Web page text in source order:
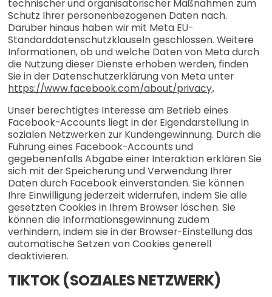
technischer und organisatorischer Maßnahmen zum
Schutz Ihrer personenbezogenen Daten nach.
Darüber hinaus haben wir mit Meta EU-
Standarddatenschutzklauseln geschlossen. Weitere
Informationen, ob und welche Daten von Meta durch
die Nutzung dieser Dienste erhoben werden, finden
Sie in der Datenschutzerklärung von Meta unter
https://www.facebook.com/about/privacy.
Unser berechtigtes Interesse am Betrieb eines
Facebook-Accounts liegt in der Eigendarstellung in
sozialen Netzwerken zur Kundengewinnung. Durch die
Führung eines Facebook-Accounts und
gegebenenfalls Abgabe einer Interaktion erklären Sie
sich mit der Speicherung und Verwendung Ihrer
Daten durch Facebook einverstanden. Sie können
Ihre Einwilligung jederzeit widerrufen, indem Sie alle
gesetzten Cookies in Ihrem Browser löschen. Sie
können die Informationsgewinnung zudem
verhindern, indem sie in der Browser-Einstellung das
automatische Setzen von Cookies generell
deaktivieren.
TIKTOK (SOZIALES NETZWERK)